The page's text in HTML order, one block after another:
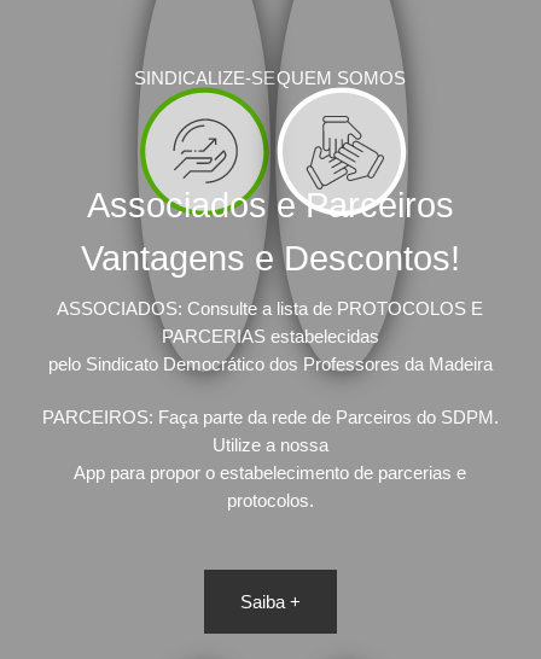
SINDICALIZE-SEQUEM SOMOS
Associados e Parceiros
Vantagens e Descontos!
ASSOCIADOS: Consulte a lista de PROTOCOLOS E
PARCERIAS estabelecidas
pelo Sindicato Democrático dos Professores da Madeira
PARCEIROS: Faça parte da rede de Parceiros do SDPM.
Utilize a nossa
App para propor o estabelecimento de parcerias e
protocolos.
Saiba +